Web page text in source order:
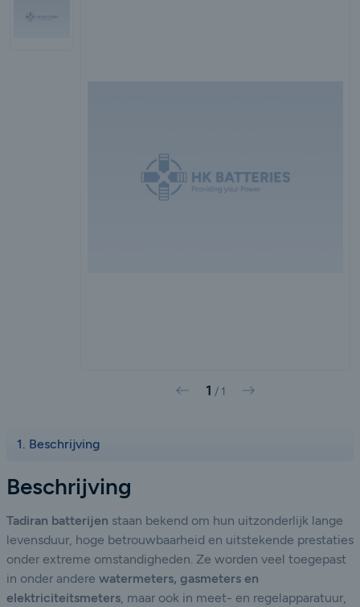
Vorige
1 / 1 Volgende
Beschrijving
Beschrijving
Tadiran batterijen staan bekend om hun uitzonderlijk lange
levensduur, hoge betrouwbaarheid en uitstekende prestaties
onder extreme omstandigheden. Ze worden veel toegepast
in onder andere watermeters, gasmeters en
elektriciteitsmeters, maar ook in meet- en regelapparatuur,